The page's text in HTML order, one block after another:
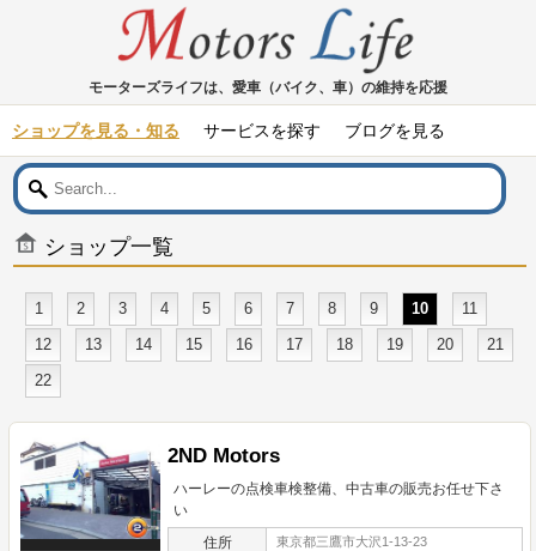
モーターズライフは、愛車（バイク、車）の維持を応援
ショップを見る・知る サービスを探す ブログを見る
ショップ一覧
1 2 3 4 5 6 7 8 9 10
11
12
13 14 15 16 17 18 19 20
21
22
2ND Motors
ハーレーの点検車検整備、中古車の販売お任せ下さ
い
住所 東京都三鷹市大沢1-13-23